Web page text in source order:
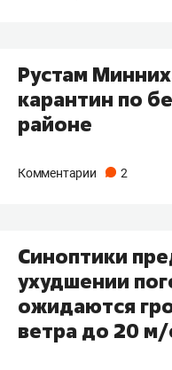
Рустам
карантин по
районе
Комментарии 2
Синоптики
ухудшении
ожидаются
ветра до 20 м/